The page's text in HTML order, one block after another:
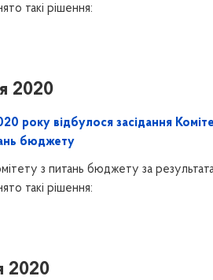
такі рішення:
2020
року відбулося засідання
бюджету
з питань бюджету за
такі рішення:
2020